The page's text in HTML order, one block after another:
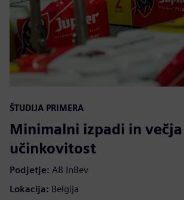
ŠTUDIJA PRIMERA
Minimalni izpadi in večja
učinkovitost
Podjetje: AB InBev
Lokacija: Belgija